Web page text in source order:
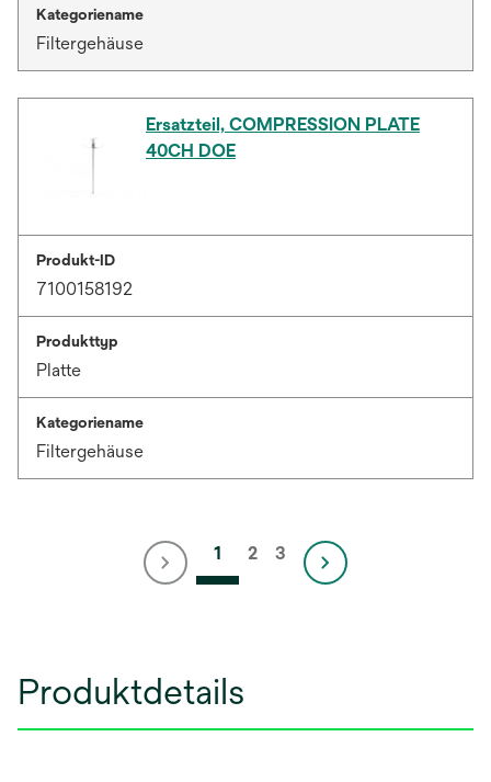
Kategoriename
Filtergehäuse
Ersatzteil, COMPRESSION PLATE
40CH DOE
Produkt-ID
7100158192
Produkttyp
Platte
Kategoriename
Filtergehäuse
1 2 3
Produktdetails